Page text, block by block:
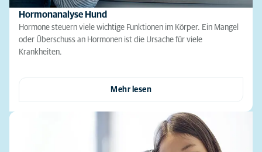
Hormonanalyse Hund
Hormone steuern viele wichtige Funktionen im Körper. Ein Mangel
oder Überschuss an Hormonen ist die Ursache für viele
Krankheiten.
Mehr lesen